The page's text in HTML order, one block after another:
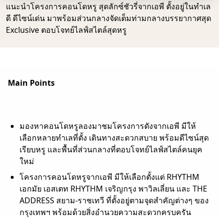
แนะนำโครงการคอนโดหรู สุดลักซ์ชัวรี่จากเอพี ตั้งอยู่ในทำเล
ดี ดีไซน์เด่น มาพร้อมส่วนกลางจัดเต็มท่ามกลางบรรยากาศสุด
Exclusive ตอบโจทย์ไลฟ์สไตล์สุดหรู
Main Points
มองหาคอนโดหรูลองมาชมโครงการดังจากเอพี มีให้
เลือกหลายทำเลที่ตั้ง เดินทางสะดวกสบาย พร้อมดีไซน์สุด
เรียบหรู และพื้นที่ส่วนกลางที่ตอบโจทย์ไลฟ์สไตล์คนยุค
ใหม่
โครงการคอนโดหรูจากเอพี มีให้เลือกตั้งแต่ RHYTHM
เอกมัย เอสเตท RHYTHM เจริญกรุง พาวิลเลี่ยน และ THE
ADDRESS สยาม-ราชเทวี ที่ตั้งอยู่ตามจุดสำคัญต่างๆ ของ
กรุงเทพฯ พร้อมด้วยสิ่งอำนวยความสะดวกครบครัน